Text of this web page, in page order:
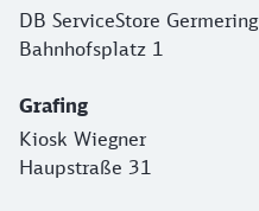
DB ServiceStore Germering
Bahnhofsplatz 1
Grafing
Kiosk Wiegner
Haupstraße 31